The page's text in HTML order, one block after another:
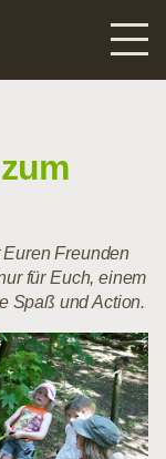
Euren Freunden
für Euch, einem
Spaß und Action.